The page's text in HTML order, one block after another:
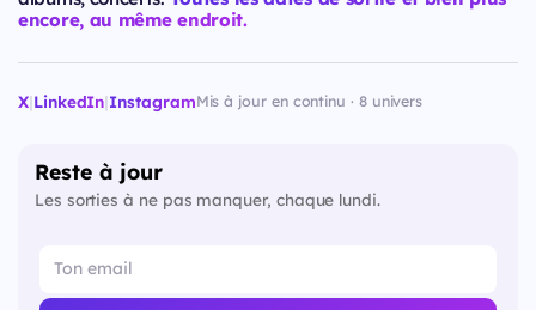
encore, au même endroit.
X|LinkedIn|InstagramMis à jour en continu · 8 univers
Reste à jour
Les sorties à ne pas manquer, chaque lundi.